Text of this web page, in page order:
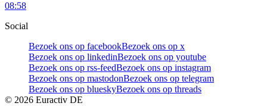
08:58
Social
Bezoek ons op facebookBezoek ons op x
Bezoek ons op linkedinBezoek ons op youtube
Bezoek ons op rss-feedBezoek ons op instagram
Bezoek ons op mastodonBezoek ons op telegram
Bezoek ons op blueskyBezoek ons op threads
© 2026 Euractiv DE